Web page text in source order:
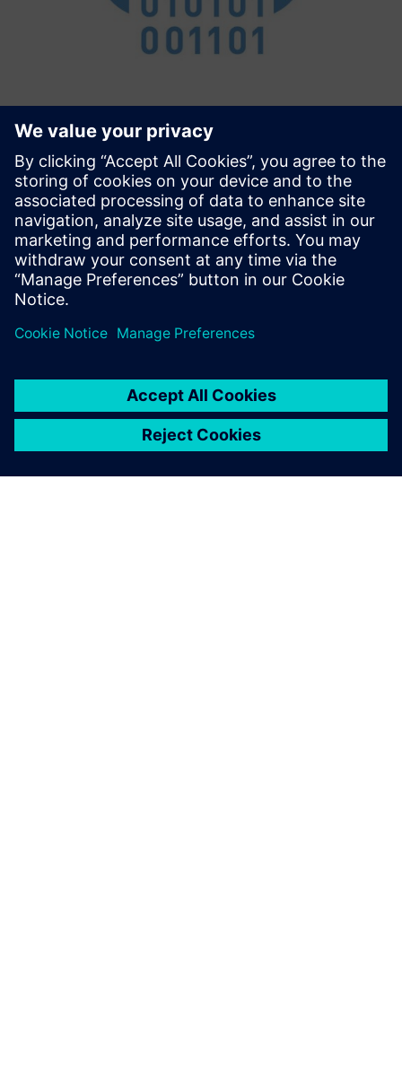
Connectivity Extension
Simplified Connectivity with MindConnect devices
(MindConnect Nano, MindConnect IoT2040) The
Connectivity Extension is the glue between Siemens TIA
Portal and Siemens Insights Hub. It configures your
MindConnect devices based on d...
Izvedite več